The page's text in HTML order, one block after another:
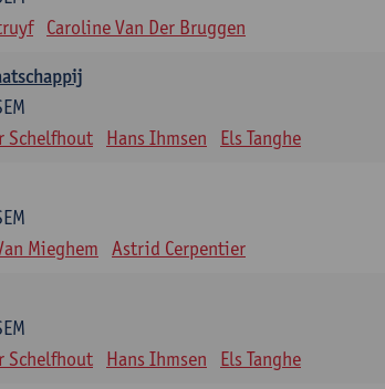
Caroline Van Der Bruggen
Schelfhout Hans Ihmsen Els Tanghe
Mieghem Astrid Cerpentier
Schelfhout Hans Ihmsen Els Tanghe